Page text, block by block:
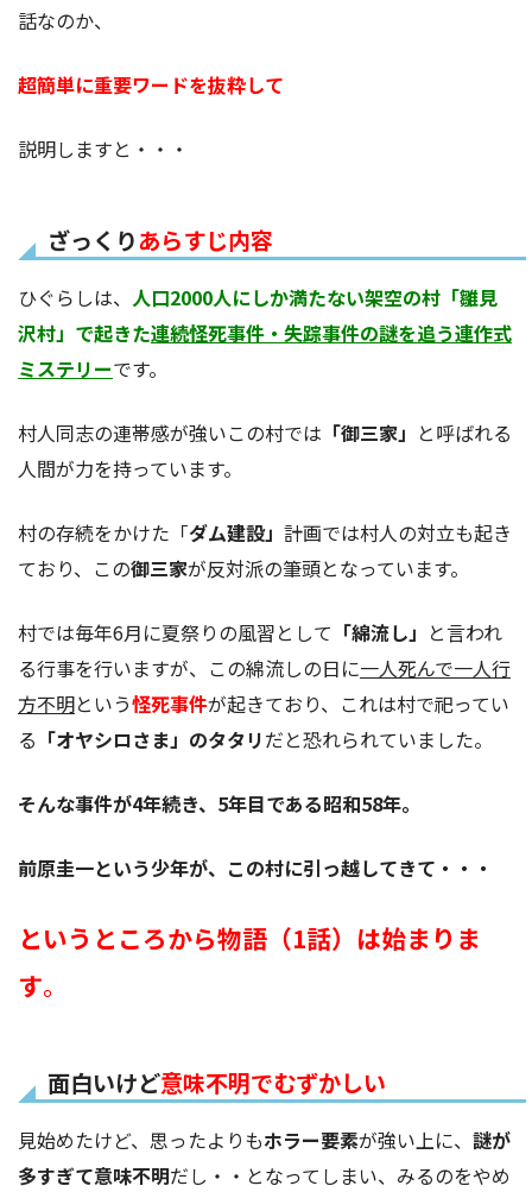
話なのか、
超簡単に重要ワードを抜粋して
説明しますと・・・
ざっくりあらすじ内容
ひぐらしは、 人口2000人にしか満たない架空の村「雛見
沢村」で起きた連続怪死事件・失踪事件の謎を追う連作式
ミステリーです。
村人同志の連帯感が強いこの村では 「御三家」 と呼ばれる
人間が力を持っています。
村の存続をかけた「ダム建設」 計画では村人の対立も起き
ており、この御三家が反対派の筆頭となっています。
村では毎年6月に夏祭りの風習として 「綿流し」 と言われ
る行事を行いますが、この綿流しの日に一人死んで一人行
方不明という怪死事件が起きており、これは村で祀ってい
る 「オヤシロさま」のタタリだと恐れられていました。
そんな事件が4年続き、5年目である昭和58年。
前原圭一という少年が、この村に引っ越してきて・・・
というところから物語（1話）は始まりま
す。
面白いけど意味不明でむずかしい
見始めたけど、思ったよりもホラー要素が強い上に、 謎が
多すぎて意味不明だし・・となってしまい、みるのをやめ